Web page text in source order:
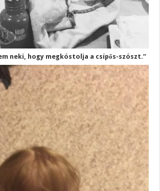
neki, hogy megkóstolja a csípős-szószt.”